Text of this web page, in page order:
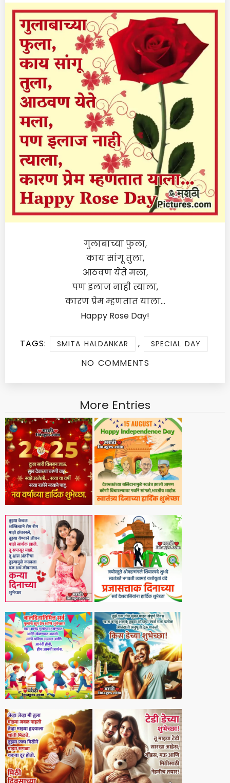
गुलाबाच्या फुला,
काय सांगू तुला,
आठवण येते मला,
पण इलाज नाही त्याला,
कारण प्रेम म्हणतात याला…
Happy Rose Day!
TAGS: SMITA HALDANKAR , SPECIAL DAY
NO COMMENTS
More Entries